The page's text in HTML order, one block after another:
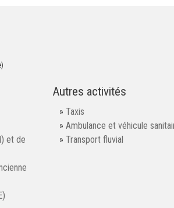
et de
Autres activités
Taxis
Ambulance et véhicule
Transport fluvial